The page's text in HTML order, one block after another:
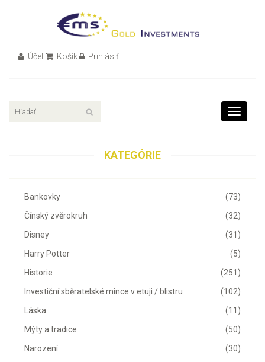
Účet Košík Prihlásiť
Toggle
KATEGÓRIE
(73)
Bankovky
(32)
Čínský zvěrokruh
(31)
Disney
(5)
Harry Potter
(251)
Historie
(102)
Investiční sběratelské mince v etuji / blistru
(11)
Láska
(50)
Mýty a tradice
(30)
Narození